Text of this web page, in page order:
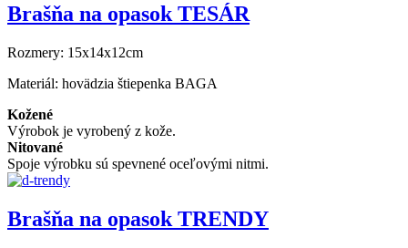
Brašňa na opasok TESÁR
Rozmery: 15x14x12cm
Materiál: hovädzia štiepenka BAGA
Kožené
Výrobok je vyrobený z kože.
Nitované
Spoje výrobku sú spevnené oceľovými nitmi.
Brašňa na opasok TRENDY